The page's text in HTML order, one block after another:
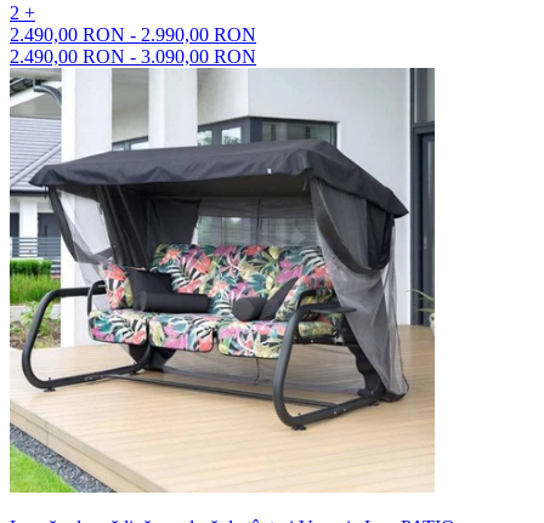
2 +
2.490,00 RON - 2.990,00 RON
2.490,00 RON - 3.090,00 RON